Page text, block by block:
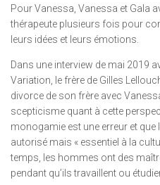
Pour Vanessa, Vanessa et Gala
thérapeute plusieurs fois pour
leurs idées et leurs émotions.
Dans une interview de mai 2019
Variation, le frère de Gilles
divorce de son frère avec
scepticisme quant à cette
monogamie est une erreur et que
autorisé mais « essentiel à la
temps, les hommes ont des
pendant qu’ils travaillent ou